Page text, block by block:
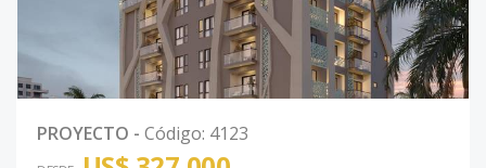
PROYECTO - Código: 4123